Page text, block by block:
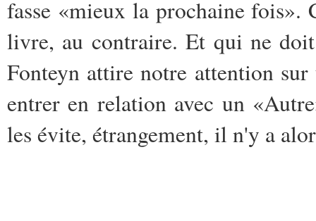
fasse «mieux la prochaine fois».
livre, au contraire. Et qui ne
Fonteyn attire notre attention
entrer en relation avec un
les évite, étrangement, il n'y a